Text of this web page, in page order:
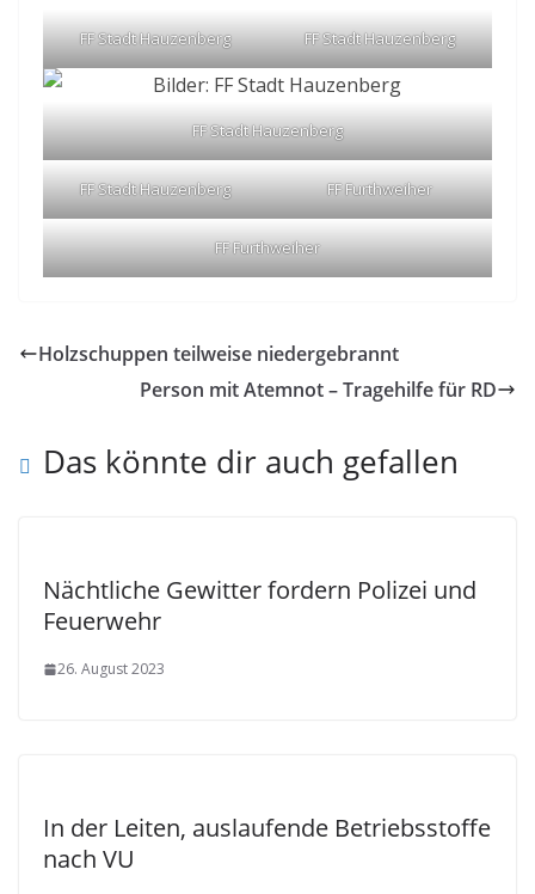
FF Stadt Hauzenberg FF Stadt Hauzenberg
FF Stadt Hauzenberg
FF Stadt Hauzenberg FF Furthweiher
FF Furthweiher
Holzschuppen teilweise niedergebrannt
Person mit Atemnot – Tragehilfe für RD
Das könnte dir auch gefallen
Nächtliche Gewitter fordern Polizei und
Feuerwehr
26. August 2023
In der Leiten, auslaufende Betriebsstoffe
nach VU